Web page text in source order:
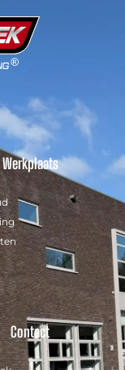
Werkplaats
Contact